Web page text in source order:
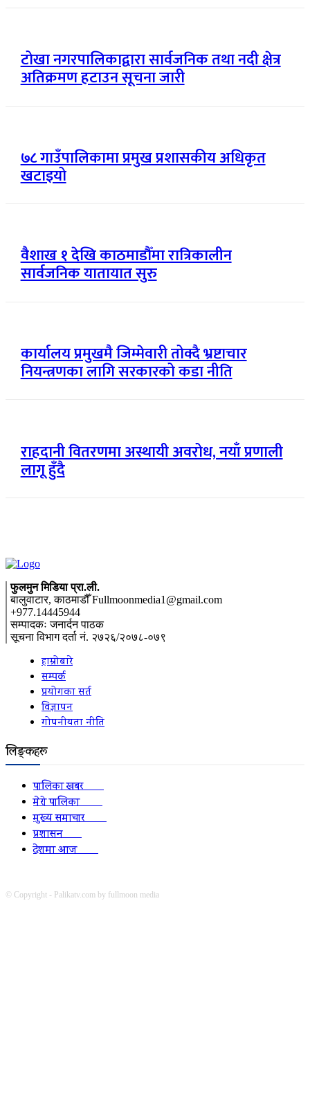
टोखा नगरपालिकाद्वारा सार्वजनिक तथा नदी क्षेत्र
अतिक्रमण हटाउन सूचना जारी
७८ गाउँपालिकामा प्रमुख प्रशासकीय अधिकृत
खटाइयो
वैशाख १ देखि काठमाडौँमा रात्रिकालीन
सार्वजनिक यातायात सुरु
कार्यालय प्रमुखमै जिम्मेवारी तोक्दै भ्रष्टाचार
नियन्त्रणका लागि सरकारको कडा नीति
राहदानी वितरणमा अस्थायी अवरोध, नयाँ प्रणाली
लागू हुँदै
फुलमुन मिडिया प्रा.ली.
बालुवाटार, काठमाडौँ Fullmoonmedia1@gmail.com
+977.14445944
सम्पादकः जनार्दन पाठक
सूचना विभाग दर्ता नं. २७२६/२०७८-०७९
हाम्रोबारे
सम्पर्क
प्रयोगका सर्त
विज्ञापन
गोपनीयता नीति
लिङ्कहरू
पालिका खबर2152
मेरो पालिका2078
मुख्य समाचार2010
प्रशासन1341
देशमा आज1278
© Copyright - Palikatv.com by fullmoon media